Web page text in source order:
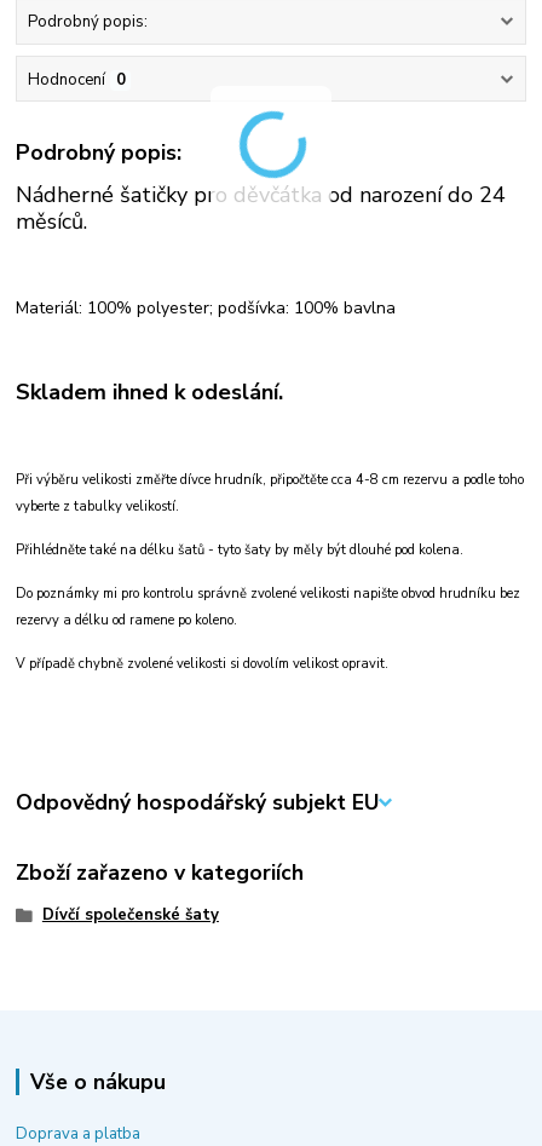
Podrobný popis:
Hodnocení 0
Podrobný popis:
Nádherné šatičky pro děvčátka od narození do 24
měsíců.
Materiál: 100% polyester; podšívka: 100% bavlna
Skladem ihned k odeslání.
Při výběru velikosti změřte dívce hrudník, připočtěte cca 4-8 cm rezervu a podle toho
vyberte z tabulky velikostí.
Přihlédněte také na délku šatů - tyto šaty by měly být dlouhé pod kolena.
Do poznámky mi pro kontrolu správně zvolené velikosti napište obvod hrudníku bez
rezervy a délku od ramene po koleno.
V případě chybně zvolené velikosti si dovolím velikost opravit.
Odpovědný hospodářský subjekt EU
Zboží zařazeno v kategoriích
Dívčí společenské šaty
Vše o nákupu
Doprava a platba